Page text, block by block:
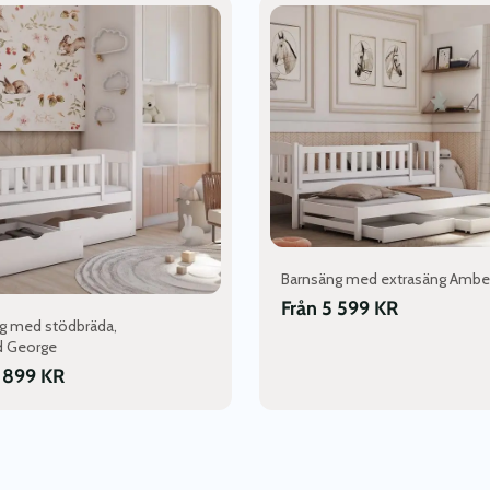
med stödbräda,
George
KR
Barnsäng med extrasäng
Från 5 599 KR
Den
här
produkten
har
flera
varianter.
olika
alternativen
kan
väljas
produktsidan